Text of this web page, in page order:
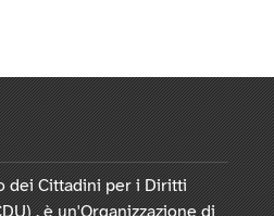
dei Cittadini per i Diritti
, è un'Organizzazione di